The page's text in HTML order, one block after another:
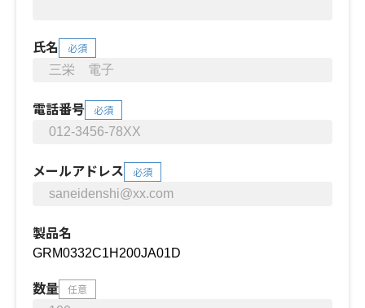
氏名 必須
電話番号 必須
メールアドレス 必須
製品名
数量 任意